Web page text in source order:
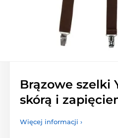
Brązowe szelki
skórą i
Więcej informacji ›